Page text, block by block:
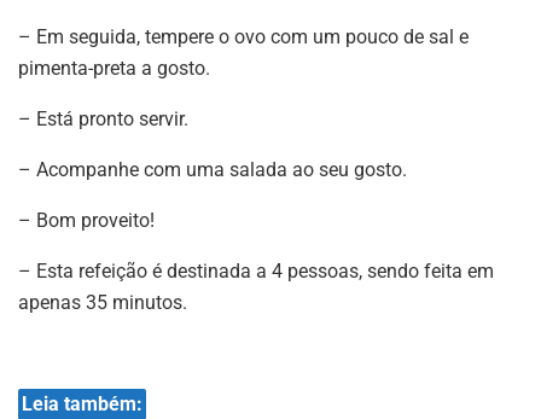
– Em seguida, tempere o ovo com um pouco de sal e
pimenta-preta a gosto.
– Está pronto servir.
– Acompanhe com uma salada ao seu gosto.
– Bom proveito!
– Esta refeição é destinada a 4 pessoas, sendo feita em
apenas 35 minutos.
Leia também: